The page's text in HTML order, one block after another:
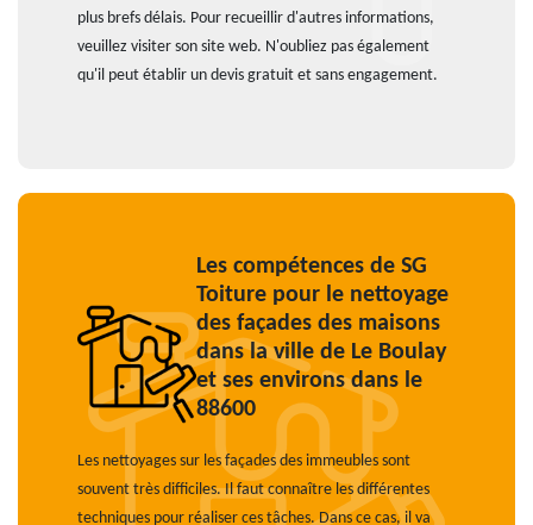
plus brefs délais. Pour recueillir d'autres informations,
veuillez visiter son site web. N'oubliez pas également
qu'il peut établir un devis gratuit et sans engagement.
Les compétences de SG
Toiture pour le nettoyage
des façades des maisons
dans la ville de Le Boulay
et ses environs dans le
88600
Les nettoyages sur les façades des immeubles sont
souvent très difficiles. Il faut connaître les différentes
techniques pour réaliser ces tâches. Dans ce cas, il va